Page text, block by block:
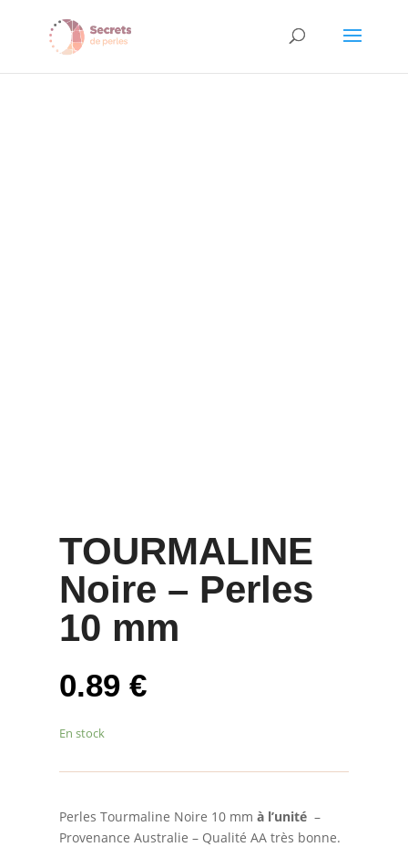
TOURMALINE
Noire – Perles
10 mm
0.89 €
En stock
Perles Tourmaline Noire 10 mm à l’unité–
Provenance Australie – Qualité AA très bonne.